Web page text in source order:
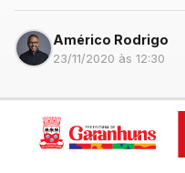
Américo Rodrigo
23/11/2020 às 12:30